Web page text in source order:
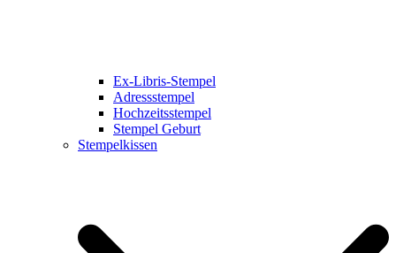
Ex-Libris-Stempel
Adressstempel
Hochzeitsstempel
Stempel Geburt
Stempelkissen